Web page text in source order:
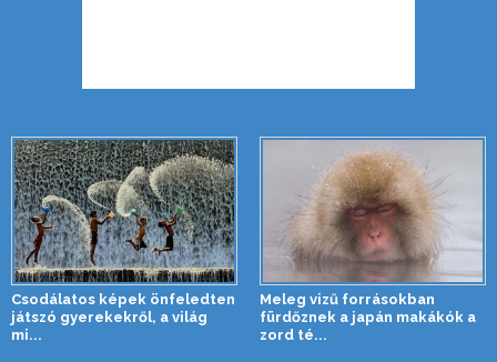
Csodálatos képek önfeledten
játszó gyerekekről, a világ
mi...
Meleg vizű forrásokban
fürdőznek a japán makákók a
zord té...